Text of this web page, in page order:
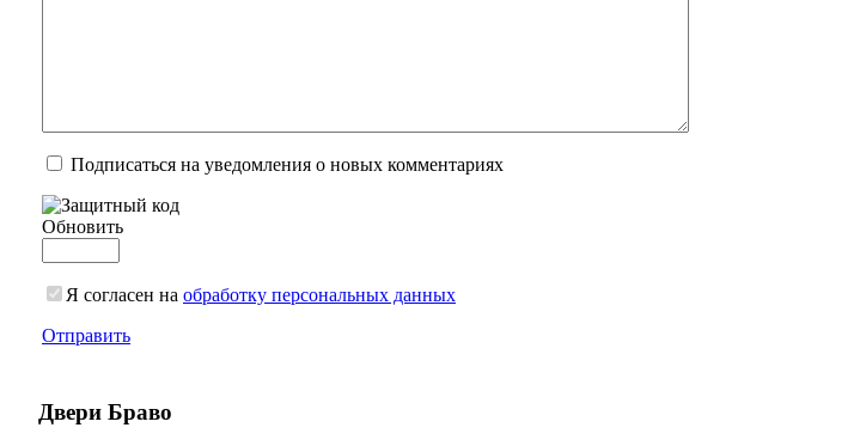
Подписаться на уведомления о новых комментариях
Обновить
Я согласен на обработку персональных данных
Отправить
Двери Браво